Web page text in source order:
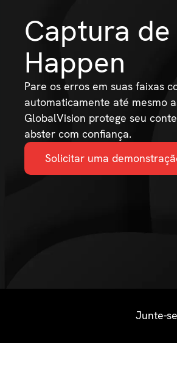
Captura
Happen
Pare os erros em suas faixas
automaticamente até mesmo
GlobalVision protege seu
abster com confiança.
Solicitar uma
Junte-